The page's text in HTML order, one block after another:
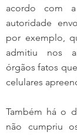
acordo com
autoridade
por exemplo,
admitiu nos
órgãos fatos
celulares
Também há o
não cumpriu